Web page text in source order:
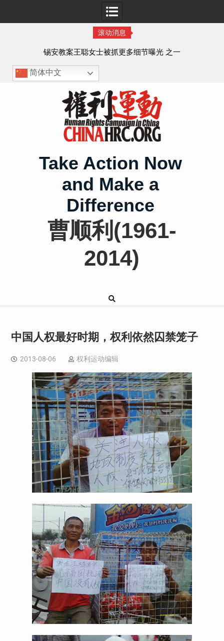
滚动消息
锡安教案王聪女士被抓更多细节曝光 之一
简体中文
Take Action Now
and Make a
Difference
曹顺利(1961-
2014)
中国人权最好时期，权利依然囚禁笼子
2013-08-06 权利运动编辑